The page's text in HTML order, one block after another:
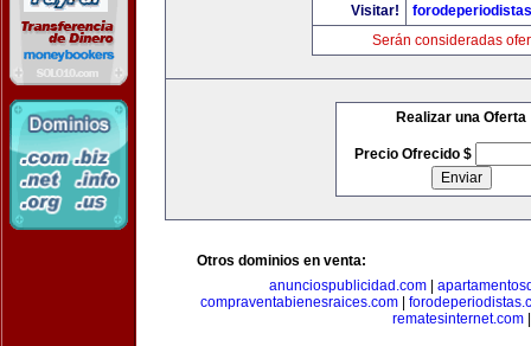
Visitar!
Serán consideradas
Realizar una Oferta
Precio Ofrecido $
Otros dominios en venta:
anunciospublicidad.com|
compraventabienesraices.com
rematesinternet.com|